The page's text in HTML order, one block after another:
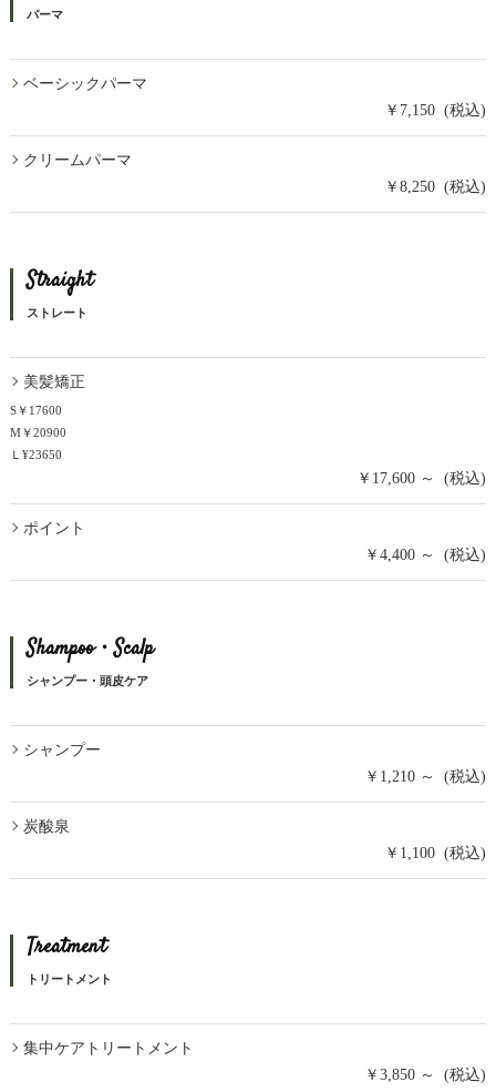
パーマ
ベーシックパーマ
￥7,150 (税込)
クリームパーマ
￥8,250 (税込)
Straight
ストレート
美髪矯正
S￥17600
M￥20900
Ｌ¥23650
￥17,600 ～ (税込)
ポイント
￥4,400 ～ (税込)
Shampoo・Scalp
シャンプー・頭皮ケア
シャンプー
￥1,210 ～ (税込)
炭酸泉
￥1,100 (税込)
Treatment
トリートメント
集中ケアトリートメント
￥3,850 ～ (税込)